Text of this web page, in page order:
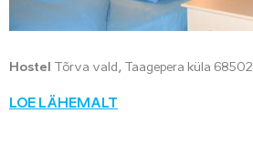
Hostel Tõrva vald, Taagepera küla 68502
LOE LÄHEMALT